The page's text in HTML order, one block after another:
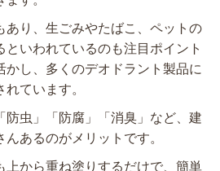
あり、生ごみやたばこ、ペットの
といわれているのも注目ポイント
かし、多くのデオドラント製品に
ています。
防虫」「防腐」「消臭」など、建
あるのがメリットです。
上から重ね塗りするだけで、簡単